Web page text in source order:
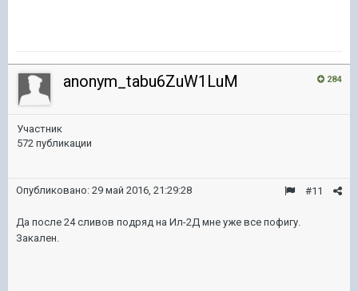
284
anonym_tabu6ZuW1LuM
Участник
572 публикации
#11
Опубликовано: 29 май 2016, 21:29:28
Да после 24 сливов подряд на Ил-2Д мне уже все пофигу.
Закален.